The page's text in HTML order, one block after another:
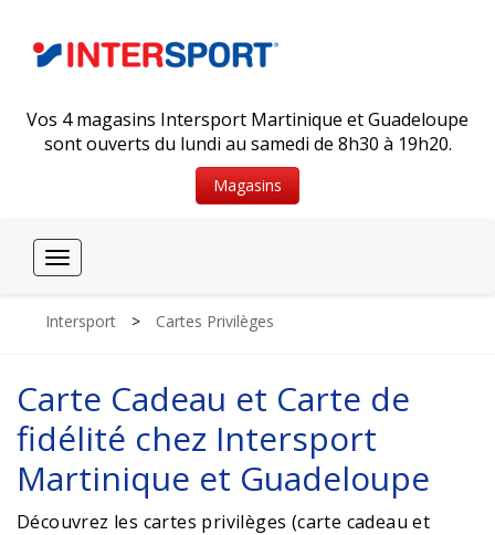
Vos 4 magasins Intersport Martinique et Guadeloupe
sont ouverts du lundi au samedi de 8h30 à 19h20.
Magasins
Toggle
Intersport > Cartes Privilèges
Carte Cadeau et Carte de
fidélité chez Intersport
Martinique et Guadeloupe
Découvrez les cartes privilèges (carte cadeau et